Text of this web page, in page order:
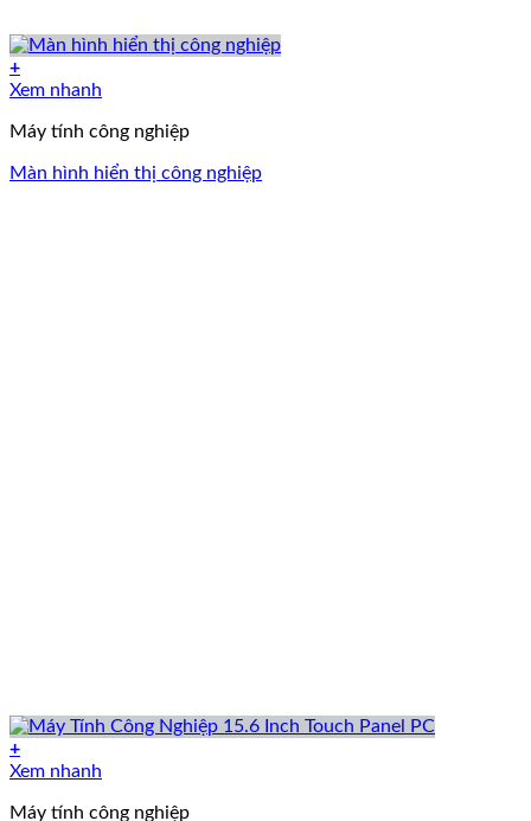
+
Xem nhanh
Máy tính công nghiệp
Màn hình hiển thị công nghiệp
+
Xem nhanh
Máy tính công nghiệp